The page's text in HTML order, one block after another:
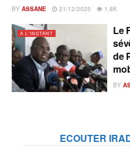
BY ASSANE 21/12/2025 1.8K
A L'INSTANT
Le
de
BY
ECOUTER